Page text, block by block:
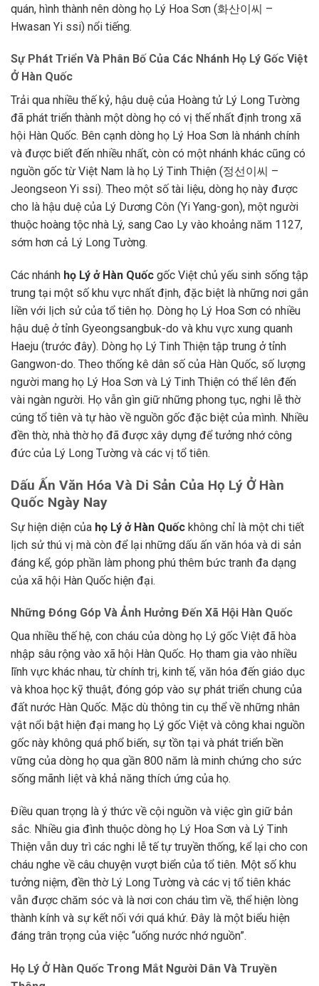
quán, hình thành nên dòng họ Lý Hoa Sơn (화산이씨 –
Hwasan Yi ssi) nổi tiếng.
Sự Phát Triển Và Phân Bố Của Các Nhánh Họ Lý Gốc Việt
Ở Hàn Quốc
Trải qua nhiều thế kỷ, hậu duệ của Hoàng tử Lý Long Tường
đã phát triển thành một dòng họ có vị thế nhất định trong xã
hội Hàn Quốc. Bên cạnh dòng họ Lý Hoa Sơn là nhánh chính
và được biết đến nhiều nhất, còn có một nhánh khác cũng có
nguồn gốc từ Việt Nam là họ Lý Tinh Thiện (정선이씨 –
Jeongseon Yi ssi). Theo một số tài liệu, dòng họ này được
cho là hậu duệ của Lý Dương Côn (Yi Yang-gon), một người
thuộc hoàng tộc nhà Lý, sang Cao Ly vào khoảng năm 1127,
sớm hơn cả Lý Long Tường.
Các nhánh họ Lý ở Hàn Quốc gốc Việt chủ yếu sinh sống tập
trung tại một số khu vực nhất định, đặc biệt là những nơi gắn
liền với lịch sử của tổ tiên họ. Dòng họ Lý Hoa Sơn có nhiều
hậu duệ ở tỉnh Gyeongsangbuk-do và khu vực xung quanh
Haeju (trước đây). Dòng họ Lý Tinh Thiện tập trung ở tỉnh
Gangwon-do. Theo thống kê dân số của Hàn Quốc, số lượng
người mang họ Lý Hoa Sơn và Lý Tinh Thiện có thể lên đến
vài ngàn người. Họ vẫn gìn giữ những phong tục, nghi lễ thờ
cúng tổ tiên và tự hào về nguồn gốc đặc biệt của mình. Nhiều
đền thờ, nhà thờ họ đã được xây dựng để tưởng nhớ công
đức của Lý Long Tường và các vị tổ tiên.
Dấu Ấn Văn Hóa Và Di Sản Của Họ Lý Ở Hàn
Quốc Ngày Nay
Sự hiện diện của họ Lý ở Hàn Quốc không chỉ là một chi tiết
lịch sử thú vị mà còn để lại những dấu ấn văn hóa và di sản
đáng kể, góp phần làm phong phú thêm bức tranh đa dạng
của xã hội Hàn Quốc hiện đại.
Những Đóng Góp Và Ảnh Hưởng Đến Xã Hội Hàn Quốc
Qua nhiều thế hệ, con cháu của dòng họ Lý gốc Việt đã hòa
nhập sâu rộng vào xã hội Hàn Quốc. Họ tham gia vào nhiều
lĩnh vực khác nhau, từ chính trị, kinh tế, văn hóa đến giáo dục
và khoa học kỹ thuật, đóng góp vào sự phát triển chung của
đất nước Hàn Quốc. Mặc dù thông tin cụ thể về những nhân
vật nổi bật hiện đại mang họ Lý gốc Việt và công khai nguồn
gốc này không quá phổ biến, sự tồn tại và phát triển bền
vững của dòng họ qua gần 800 năm là minh chứng cho sức
sống mãnh liệt và khả năng thích ứng của họ.
Điều quan trọng là ý thức về cội nguồn và việc gìn giữ bản
sắc. Nhiều gia đình thuộc dòng họ Lý Hoa Sơn và Lý Tinh
Thiện vẫn duy trì các nghi lễ tế tự truyền thống, kể lại cho con
cháu nghe về câu chuyện vượt biển của tổ tiên. Một số khu
tưởng niệm, đền thờ Lý Long Tường và các vị tổ tiên khác
vẫn được chăm sóc và là nơi con cháu tìm về, thể hiện lòng
thành kính và sự kết nối với quá khứ. Đây là một biểu hiện
đáng trân trọng của việc “uống nước nhớ nguồn”.
Họ Lý Ở Hàn Quốc Trong Mắt Người Dân Và Truyền